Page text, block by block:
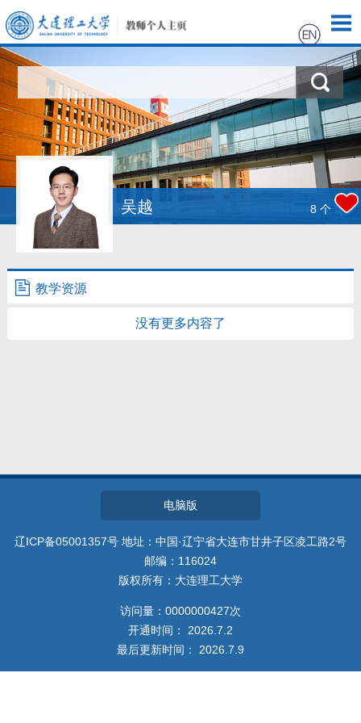
首页
科学研究
教学研究
获奖信息
招生信息
学生信息
吴越 8 个
教学资源
没有更多内容了
电脑版
辽ICP备05001357号 地址：中国·辽宁省大连市甘井子区凌工路2号
邮编：116024
版权所有：大连理工大学
访问量： 0000000427次
开通时间： 2026 7 2
最后更新时间： 2026 7 9